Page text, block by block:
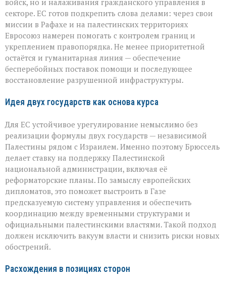
секторе. ЕС готов подкрепить слова делами: через свои
миссии в Рафахе и на палестинских территориях
Евросоюз намерен помогать с контролем границ и
укреплением правопорядка. Не менее приоритетной
остаётся и гуманитарная линия — обеспечение
бесперебойных поставок помощи и последующее
восстановление разрушенной инфраструктуры.
Идея двух государств как основа курса
Для ЕС устойчивое урегулирование немыслимо без
реализации формулы двух государств — независимой
Палестины рядом с Израилем. Именно поэтому Брюссель
делает ставку на поддержку Палестинской
национальной администрации, включая её
реформаторские планы. По замыслу европейских
дипломатов, это поможет выстроить в Газе
предсказуемую систему управления и обеспечить
координацию между временными структурами и
официальными палестинскими властями. Такой подход
должен исключить вакуум власти и снизить риски новых
обострений.
Расхождения в позициях сторон